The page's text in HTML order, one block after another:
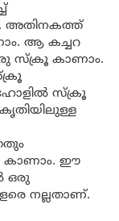
അതിനകത്ത്
ആ കച്ചറ
സ്ക്രൂ കാണാം.
ഹോളിൽ സ്ക്രൂ
കാണാം. ഈ
ഒരു
നല്ലതാണ്.